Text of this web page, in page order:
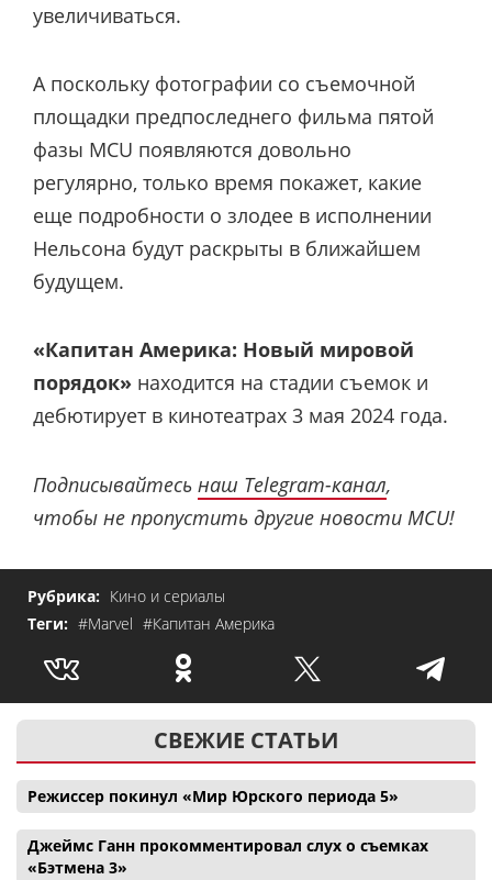
увеличиваться.
А поскольку фотографии со съемочной
площадки предпоследнего фильма пятой
фазы MCU появляются довольно
регулярно, только время покажет, какие
еще подробности о злодее в исполнении
Нельсона будут раскрыты в ближайшем
будущем.
«Капитан Америка: Новый мировой
порядок» находится на стадии съемок и
дебютирует в кинотеатрах 3 мая 2024 года.
Подписывайтесь наш Telegram-канал,
чтобы не пропустить другие новости MCU!
Рубрика: Кино и сериалы
Теги: #Marvel #Капитан Америка
СВЕЖИЕ СТАТЬИ
Режиссер покинул «Мир Юрского периода 5»
Джеймс Ганн прокомментировал слух о съемках
«Бэтмена 3»